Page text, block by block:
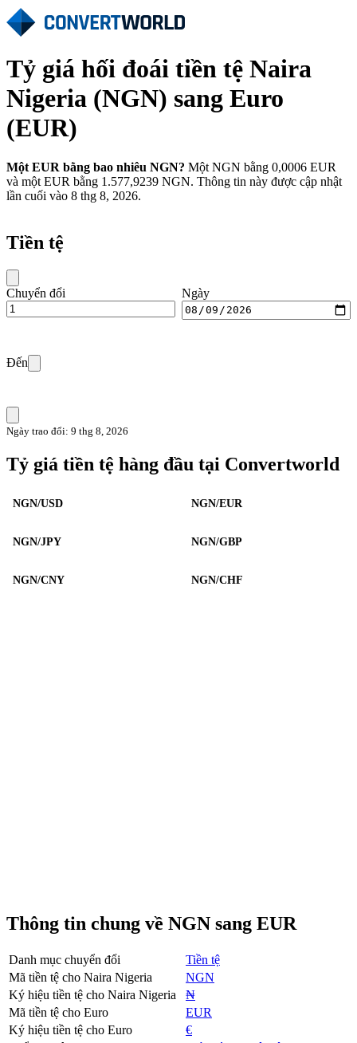
Tỷ giá hối đoái tiền tệ Naira
Nigeria (NGN) sang Euro
(EUR)
Một EUR bằng bao nhiêu NGN? Một NGN bằng 0,0006 EUR
và một EUR bằng 1.577,9239 NGN. Thông tin này được cập nhật
lần cuối vào 8 thg 8, 2026.
Tiền tệ
Chuyển đổi Ngày
Đến
Ngày trao đổi: 9 thg 8, 2026
Tỷ giá tiền tệ hàng đầu tại Convertworld
NGN/USD NGN/EUR
NGN/JPY NGN/GBP
NGN/CNY NGN/CHF
Thông tin chung về NGN sang EUR
Danh mục chuyển đổi
Tiền tệ
Mã tiền tệ cho Naira Nigeria
NGN
Ký hiệu tiền tệ cho Naira Nigeria
₦
Mã tiền tệ cho Euro
EUR
Ký hiệu tiền tệ cho Euro
€